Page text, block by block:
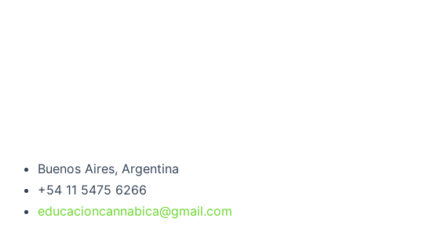
Buenos Aires, Argentina
+54 11 5475 6266
educacioncannabica@gmail.com